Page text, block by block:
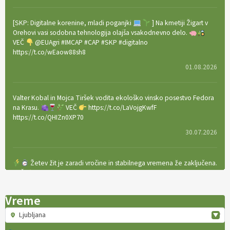
[SKP: Digitalne korenine, mladi poganjki
] Na kmetiji Žigart v
Orehovi vasi sodobna tehnologija olajša vsakodnevno delo.
VEČ
@EUAgri #IMCAP #CAP #SKP #digitalno
https://t.co/wEaow88sh8
01.08.2026
Valter Kobal in Mojca Tiršek vodita ekološko vinsko posestvo Fedora
na Krasu.
VEČ
https://t.co/LaVojgKwfF
https://t.co/QHIZn0XP70
30.07.2026
Žetev žit je zaradi vročine in stabilnega vremena že zaključena.
VEČ
https://t.co/bBWaIz6Hhh https://t.co/TtKoOF5ENS
[EKOloško = LOGIČNO
Ameriške borovnice so odlična izbira za
Vreme
Ljubljana